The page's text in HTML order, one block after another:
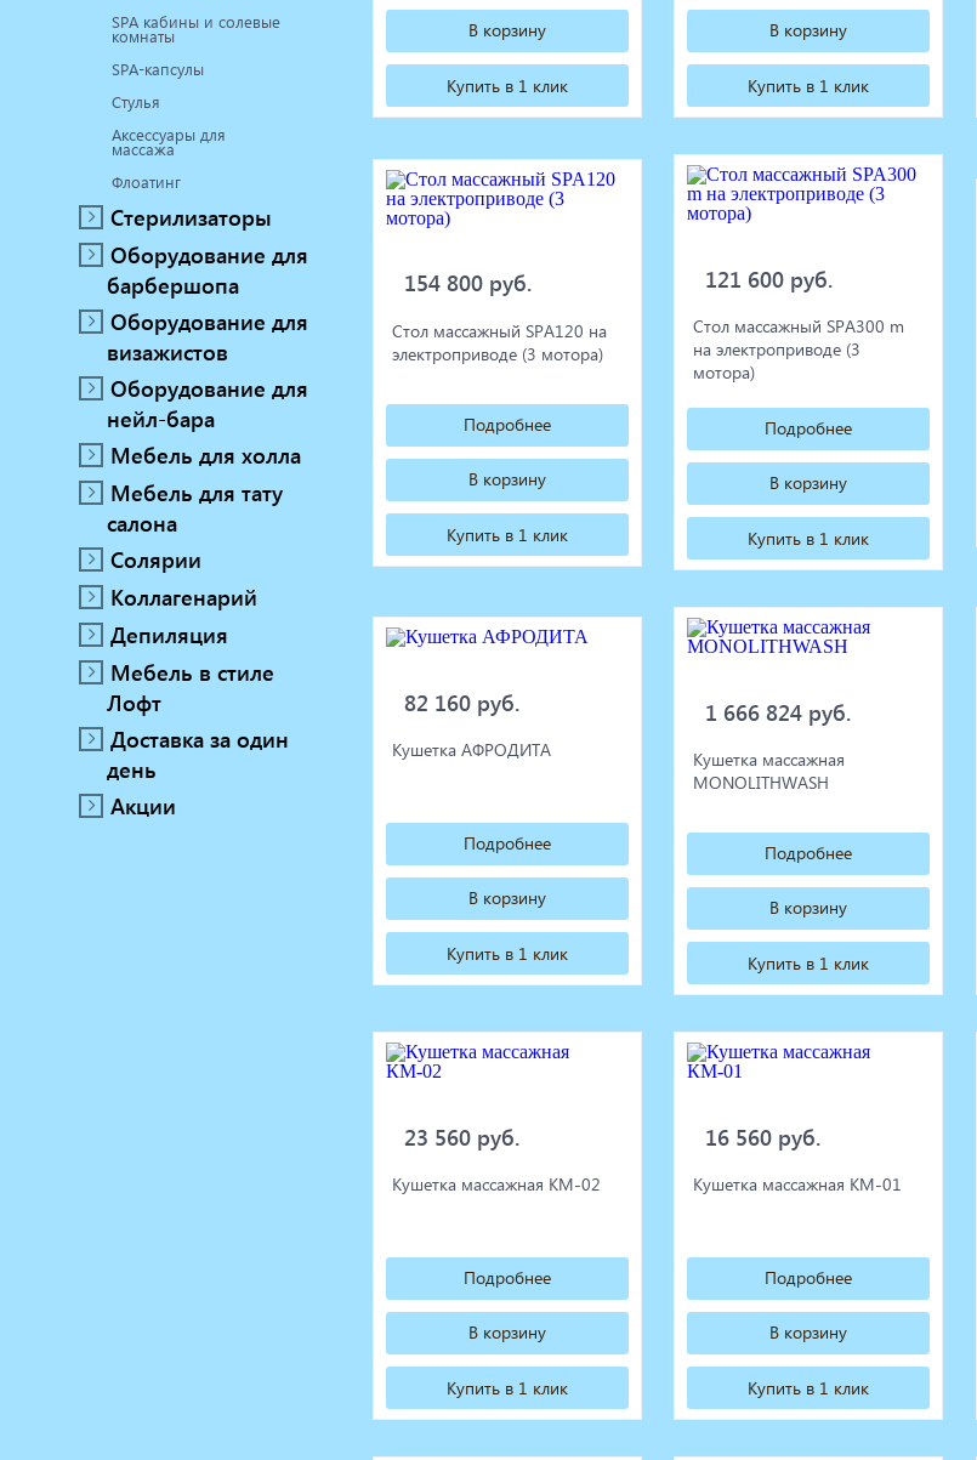
SPA кабины и солевые
комнаты
SPA-капсулы
Стулья
Аксессуары для
массажа
Флоатинг
Стерилизаторы
Оборудование для
барбершопа
Оборудование для
визажистов
Оборудование для
нейл-бара
Мебель для холла
Мебель для тату
салона
Солярии
Коллагенарий
Депиляция
Мебель в стиле
Лофт
Доставка за один
день
Акции
В корзину
Купить в 1 клик
В корзину
Купить в 1 клик
154 800 руб.
Стол массажный SPA120 на
электроприводе (3 мотора)
Подробнее
В корзину
Купить в 1 клик
121 600 руб.
Стол массажный SPA300 m
на электроприводе (3
мотора)
Подробнее
В корзину
Купить в 1 клик
82 160 руб.
Кушетка АФРОДИТА
Подробнее
В корзину
Купить в 1 клик
1 666 824 руб.
Кушетка массажная
MONOLITHWASH
Подробнее
В корзину
Купить в 1 клик
23 560 руб.
Кушетка массажная КМ-02
Подробнее
В корзину
Купить в 1 клик
16 560 руб.
Кушетка массажная КМ-01
Подробнее
В корзину
Купить в 1 клик